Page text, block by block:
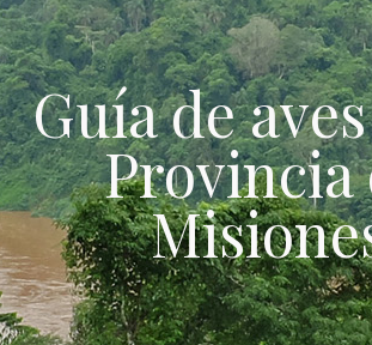
Skip to content
Guía de
Provincia